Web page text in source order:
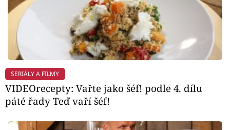
SERIÁLY A FILMY
VIDEOrecepty: Vařte jako šéf! podle 4. dílu
páté řady Teď vaří šéf!